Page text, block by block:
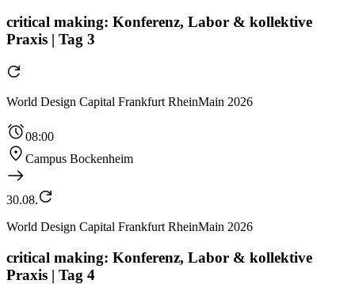
critical making: Konferenz, Labor & kollektive
Praxis | Tag 3
World Design Capital Frankfurt RheinMain 2026
08:00
Campus Bockenheim
30.08.
World Design Capital Frankfurt RheinMain 2026
critical making: Konferenz, Labor & kollektive
Praxis | Tag 4